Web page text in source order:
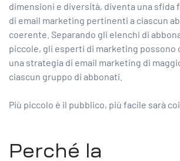
dimensioni e diversità, diventa una sfida
di email marketing pertinenti a ciascun
coerente. Separando gli elenchi di
piccole, gli esperti di marketing possono
una strategia di email marketing di
ciascun gruppo di abbonati.
Più piccolo è il pubblico, più facile sarà
Perché la